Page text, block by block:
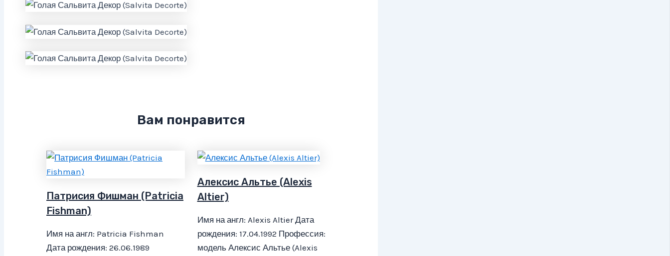
Вам понравится
Патрисия Фишман (Patricia
Fishman)
Имя на англ: Patricia Fishman
Дата рождения: 26.06.1989
Алексис Альтье (Alexis
Altier)
Имя на англ: Alexis Altier Дата
рождения: 17.04.1992 Профессия:
модель Алексис Альтье (Alexis